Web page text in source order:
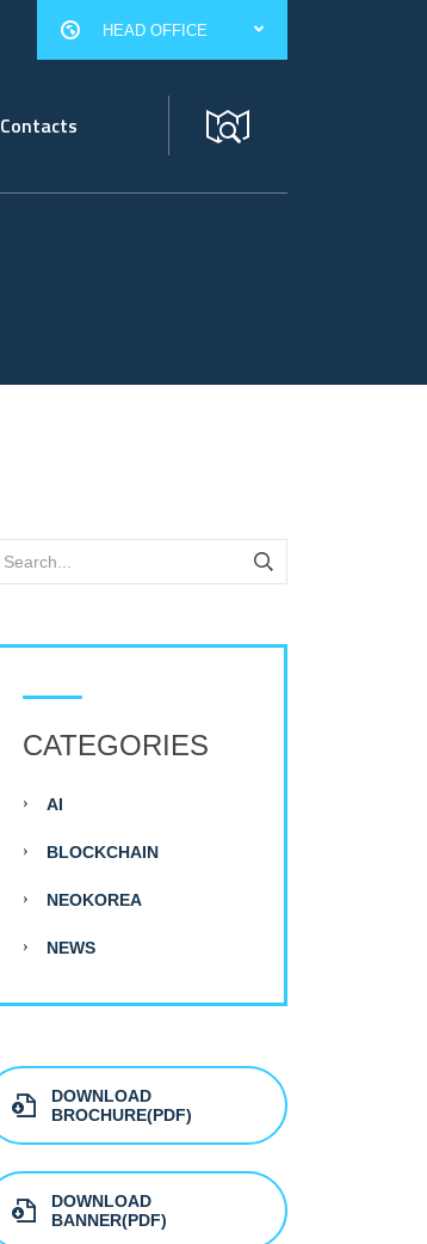
HEAD OFFICE
Contacts
CATEGORIES
AI
BLOCKCHAIN
NEOKOREA
NEWS
DOWNLOAD
BROCHURE(PDF)
DOWNLOAD
BANNER(PDF)